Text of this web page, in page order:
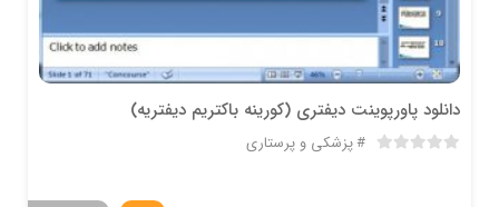
دانلود پاورپوینت ديفتري (کورينه باکتريم ديفتريه)
پزشکی و پرستاری